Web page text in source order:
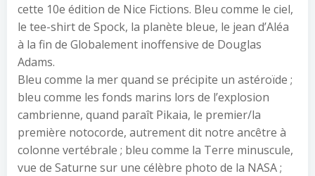
cette 10e édition de Nice Fictions. Bleu comme le ciel,
le tee-shirt de Spock, la planète bleue, le jean d’Aléa
à la fin de Globalement inoffensive de Douglas
Adams.
Bleu comme la mer quand se précipite un astéroïde ;
bleu comme les fonds marins lors de l’explosion
cambrienne, quand paraît Pikaia, le premier/la
première notocorde, autrement dit notre ancêtre à
colonne vertébrale ; bleu comme la Terre minuscule,
vue de Saturne sur une célèbre photo de la NASA ;